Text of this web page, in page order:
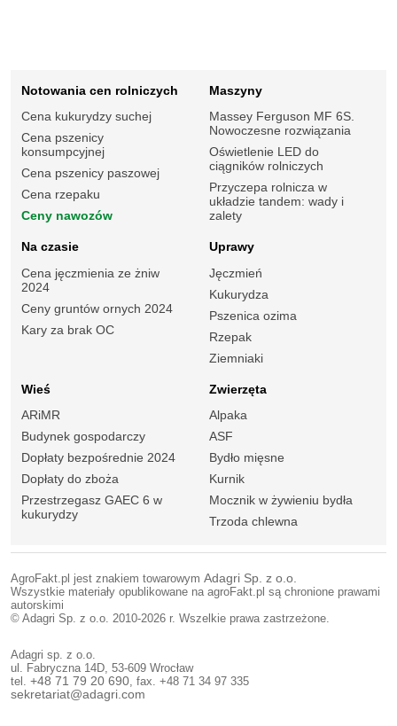
Notowania cen rolniczych
Cena kukurydzy suchej
Cena pszenicy
konsumpcyjnej
Cena pszenicy paszowej
Cena rzepaku
Ceny nawozów
Maszyny
Massey Ferguson MF 6S.
Nowoczesne rozwiązania
Oświetlenie LED do
ciągników rolniczych
Przyczepa rolnicza w
układzie tandem: wady i
zalety
Na czasie
Cena jęczmienia ze żniw
2024
Ceny gruntów ornych 2024
Kary za brak OC
Uprawy
Jęczmień
Kukurydza
Pszenica ozima
Rzepak
Ziemniaki
Wieś
ARiMR
Budynek gospodarczy
Dopłaty bezpośrednie 2024
Dopłaty do zboża
Przestrzegasz GAEC 6 w
kukurydzy
Zwierzęta
Alpaka
ASF
Bydło mięsne
Kurnik
Mocznik w żywieniu bydła
Trzoda chlewna
AgroFakt.pl jest znakiem towarowym Adagri Sp. z o.o.
Wszystkie materiały opublikowane na agroFakt.pl są chronione prawami
autorskimi
© Adagri Sp. z o.o. 2010-2026 r. Wszelkie prawa zastrzeżone.
Adagri sp. z o.o.
ul. Fabryczna 14D, 53-609 Wrocław
tel. +48 71 79 20 690 , fax. +48 71 34 97 335
sekretariat@adagri.com